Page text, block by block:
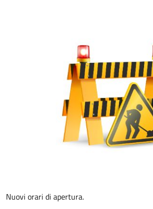
Nuovi orari di apertura.